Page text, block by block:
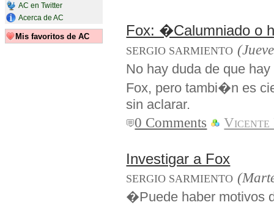
AC en Twitter
Acerca de AC
Mis favoritos de AC Fox: �Calumniado o
SERGIO SARMIENTO
No hay duda de que
Fox, pero tambi�n es
sin aclarar.
0 Comments Vicente
Investigar a Fox
SERGIO SARMIENTO
�Puede haber motivos